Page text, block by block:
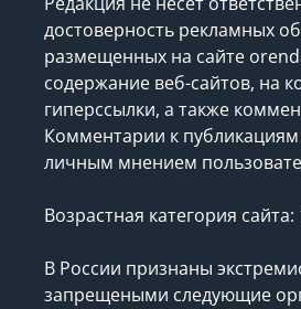
достоверность рекламных
размещенных на сайте
содержание веб-сайтов, на
гиперссылки, а также
Комментарии к
личным мнением
Возрастная категория сайта:
В России признаны
запрещеными следующие